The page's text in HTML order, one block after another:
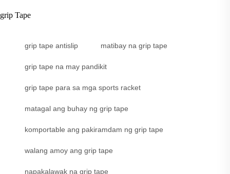
grip Tape
grip tape antislip matibay na grip tape
grip tape na may pandikit
grip tape para sa mga sports racket
matagal ang buhay ng grip tape
komportable ang pakiramdam ng grip tape
walang amoy ang grip tape
napakalawak na grip tape